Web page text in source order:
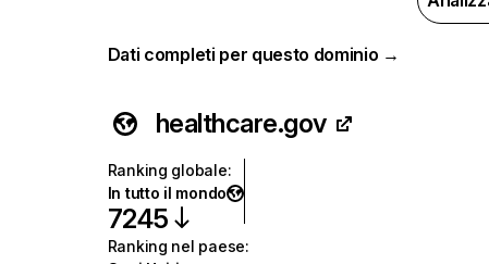
Dati completi per questo dominio →
healthcare.gov
Ranking globale:
In tutto il mondo
7245
Ranking nel paese: